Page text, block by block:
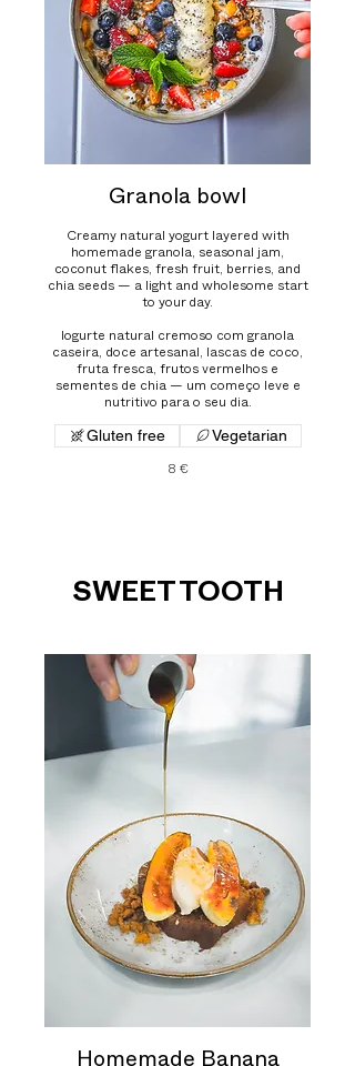
Granola bowl
Creamy natural yogurt layered with
homemade granola, seasonal jam,
coconut flakes, fresh fruit, berries, and
chia seeds — a light and wholesome start
to your day.
Iogurte natural cremoso com granola
caseira, doce artesanal, lascas de coco,
fruta fresca, frutos vermelhos e
sementes de chia — um começo leve e
nutritivo para o seu dia.
8 €
Gluten free Vegetarian
SWEET TOOTH
Homemade Banana